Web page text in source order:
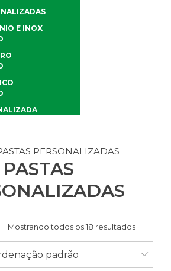
PERSONALIZADAS
PASTAS
Mostrando todos os 18 resultados
padrão
E INOX